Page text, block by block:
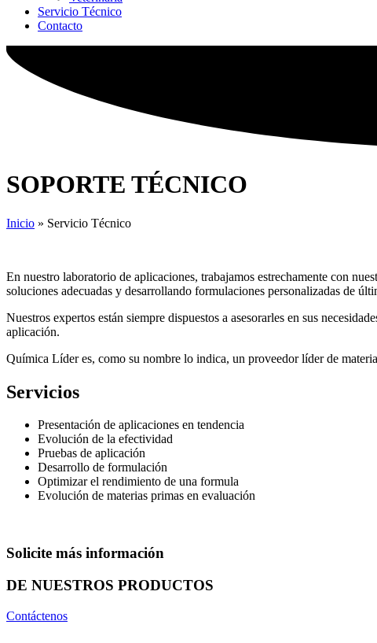
Servicio Técnico
Contacto
SOPORTE TÉCNICO
Inicio » Servicio Técnico
En nuestro laboratorio de aplicaciones, trabajamos estrechamente con
soluciones adecuadas y desarrollando formulaciones personalizadas de
Nuestros expertos están siempre dispuestos a asesorarles en sus
aplicación.
Química Líder es, como su nombre lo indica, un proveedor líder de
Servicios
Presentación de aplicaciones en tendencia
Evolución de la efectividad
Pruebas de aplicación
Desarrollo de formulación
Optimizar el rendimiento de una formula
Evolución de materias primas en evaluación
Solicite más información
DE NUESTROS PRODUCTOS
Contáctenos